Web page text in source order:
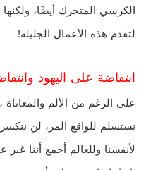
الكرسي المتحرك أيضًا،
لتقدم هذه الأعمال الجليلة!
انتفاضة على اليهود
على الرغم من الألم
نستسلم للواقع المر، لن
لأنفسنا وللعالم أجمع أننا غير